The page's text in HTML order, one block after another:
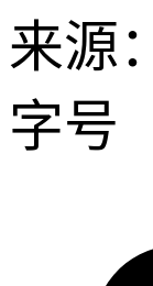
来源
字号